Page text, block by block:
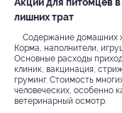
лишних трат
Содержание домашних
Корма, наполнители,
Основные расходы
клиник, вакцинация,
груминг. Стоимость
человеческих, особенно
ветеринарный осмотр.